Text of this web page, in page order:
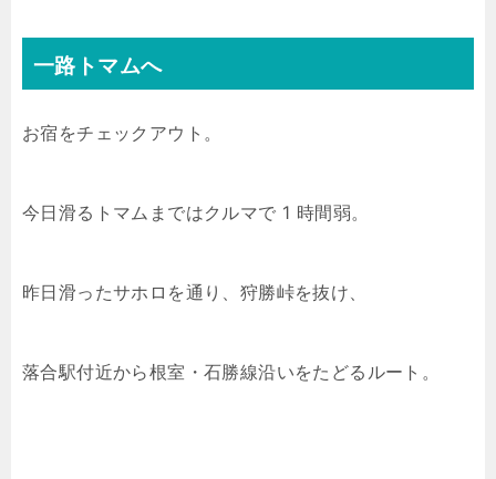
一路トマムへ
お宿をチェックアウト。
今日滑るトマムまではクルマで 1 時間弱。
昨日滑ったサホロを通り、狩勝峠を抜け、
落合駅付近から根室・石勝線沿いをたどるルート。